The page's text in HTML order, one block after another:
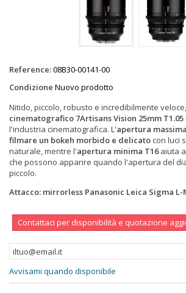
Reference:08B30-00141-00
Condizione Nuovo prodotto
Nitido, piccolo, robusto e incredibilmente
cinematografico 7Artisans Vision 25mm T1.05
l'industria cinematografica. L'apertura
filmare un bokeh morbido e delicato con luci
naturale, mentre l'apertura minima T16aiuta
che possono apparire quando l'apertura del
piccolo.
Attacco: mirrorless Panasonic Leica Sigma
Contattaci per disponibilità e quotazione
Avvisami quando disponibile